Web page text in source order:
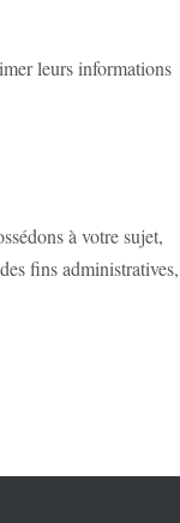
leurs informations
à votre sujet,
fins administratives,